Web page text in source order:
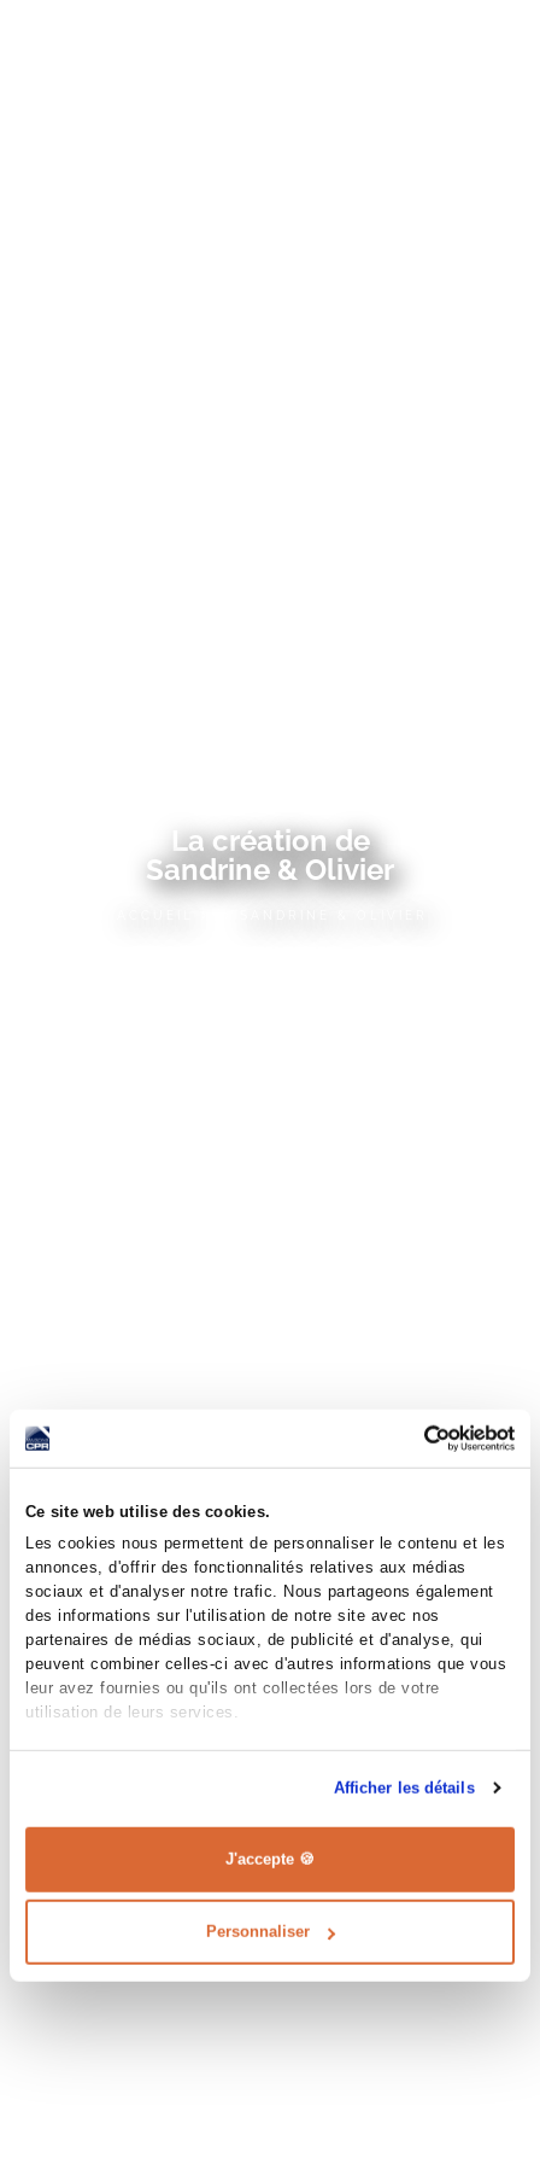
Ce site web utilise des cookies.
Les cookies nous permettent de personnaliser le contenu et les
annonces, d'offrir des fonctionnalités relatives aux médias
sociaux et d'analyser notre trafic. Nous partageons également
des informations sur l'utilisation de notre site avec nos
partenaires de médias sociaux, de publicité et d'analyse, qui
peuvent combiner celles-ci avec d'autres informations que vous
leur avez fournies ou qu'ils ont collectées lors de votre
utilisation de leurs services.
Afficher les détails
J'accepte 🍪
Personnaliser
La création de
Sandrine & Olivier